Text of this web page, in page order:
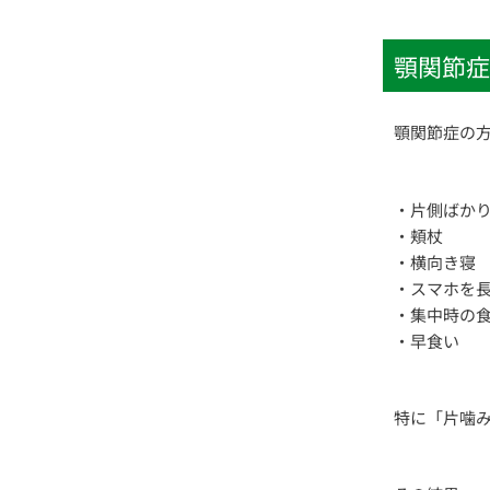
顎関節
顎関節症の
・片側ばか
・頬杖
・横向き寝
・スマホを
・集中時の
・早食い
特に「片噛